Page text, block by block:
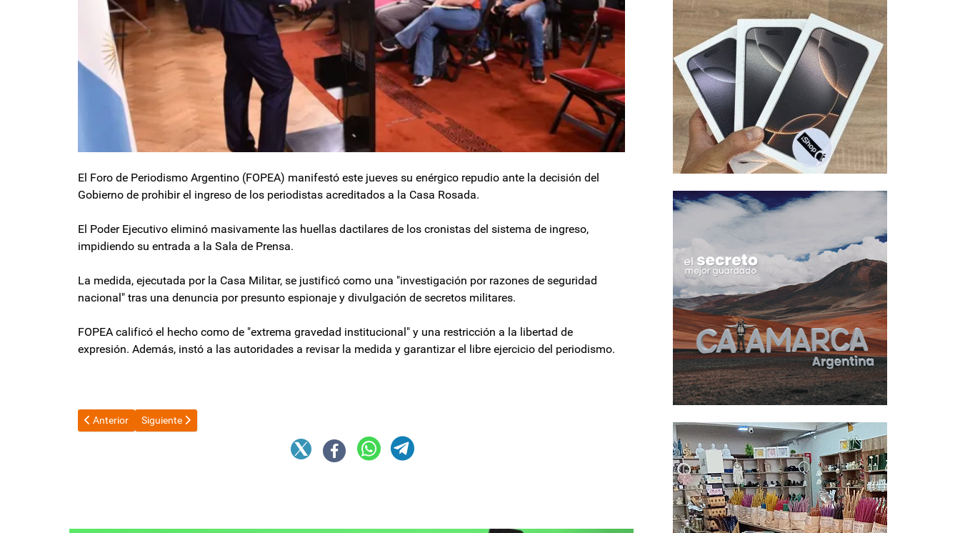
El Foro de Periodismo Argentino (FOPEA) manifestó este jueves su enérgico repudio ante la decisión del
Gobierno de prohibir el ingreso de los periodistas acreditados a la Casa Rosada.
El Poder Ejecutivo eliminó masivamente las huellas dactilares de los cronistas del sistema de ingreso,
impidiendo su entrada a la Sala de Prensa.
La medida, ejecutada por la Casa Militar, se justificó como una "investigación por razones de seguridad
nacional" tras una denuncia por presunto espionaje y divulgación de secretos militares.
FOPEA calificó el hecho como de "extrema gravedad institucional" y una restricción a la libertad de
expresión. Además, instó a las autoridades a revisar la medida y garantizar el libre ejercicio del periodismo.
Artículo anterior: Evalúan subir un 40% el precio del boleto y cambios en los recorridos
Anterior Artículo siguiente: Nueva instancia de diálogo por situación del transporte público en Catamarca
Siguiente